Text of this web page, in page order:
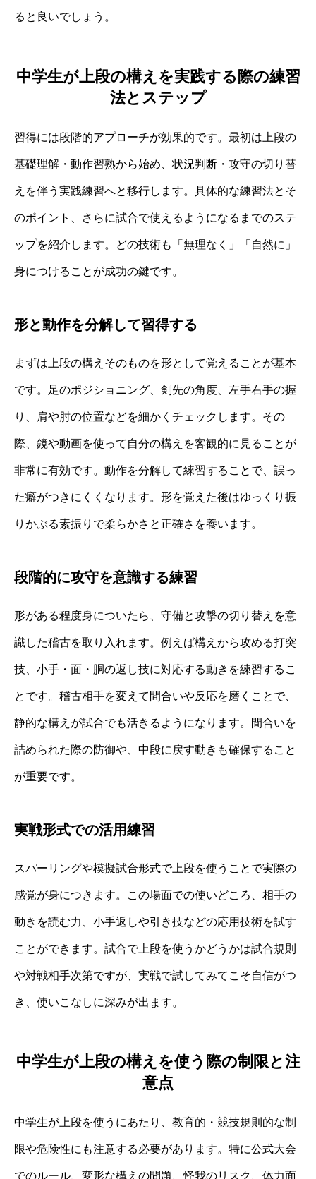
ると良いでしょう。
中学生が上段の構えを実践する際の練習
法とステップ
習得には段階的アプローチが効果的です。最初は上段の
基礎理解・動作習熟から始め、状況判断・攻守の切り替
えを伴う実践練習へと移行します。具体的な練習法とそ
のポイント、さらに試合で使えるようになるまでのステ
ップを紹介します。どの技術も「無理なく」「自然に」
身につけることが成功の鍵です。
形と動作を分解して習得する
まずは上段の構えそのものを形として覚えることが基本
です。足のポジショニング、剣先の角度、左手右手の握
り、肩や肘の位置などを細かくチェックします。その
際、鏡や動画を使って自分の構えを客観的に見ることが
非常に有効です。動作を分解して練習することで、誤っ
た癖がつきにくくなります。形を覚えた後はゆっくり振
りかぶる素振りで柔らかさと正確さを養います。
段階的に攻守を意識する練習
形がある程度身についたら、守備と攻撃の切り替えを意
識した稽古を取り入れます。例えば構えから攻める打突
技、小手・面・胴の返し技に対応する動きを練習するこ
とです。稽古相手を変えて間合いや反応を磨くことで、
静的な構えが試合でも活きるようになります。間合いを
詰められた際の防御や、中段に戻す動きも確保すること
が重要です。
実戦形式での活用練習
スパーリングや模擬試合形式で上段を使うことで実際の
感覚が身につきます。この場面での使いどころ、相手の
動きを読む力、小手返しや引き技などの応用技術を試す
ことができます。試合で上段を使うかどうかは試合規則
や対戦相手次第ですが、実戦で試してみてこそ自信がつ
き、使いこなしに深みが出ます。
中学生が上段の構えを使う際の制限と注
意点
中学生が上段を使うにあたり、教育的・競技規則的な制
限や危険性にも注意する必要があります。特に公式大会
でのルール、変形な構えの問題、怪我のリスク、体力面